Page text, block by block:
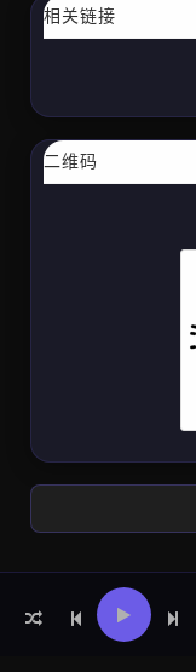
相关链接
二维码